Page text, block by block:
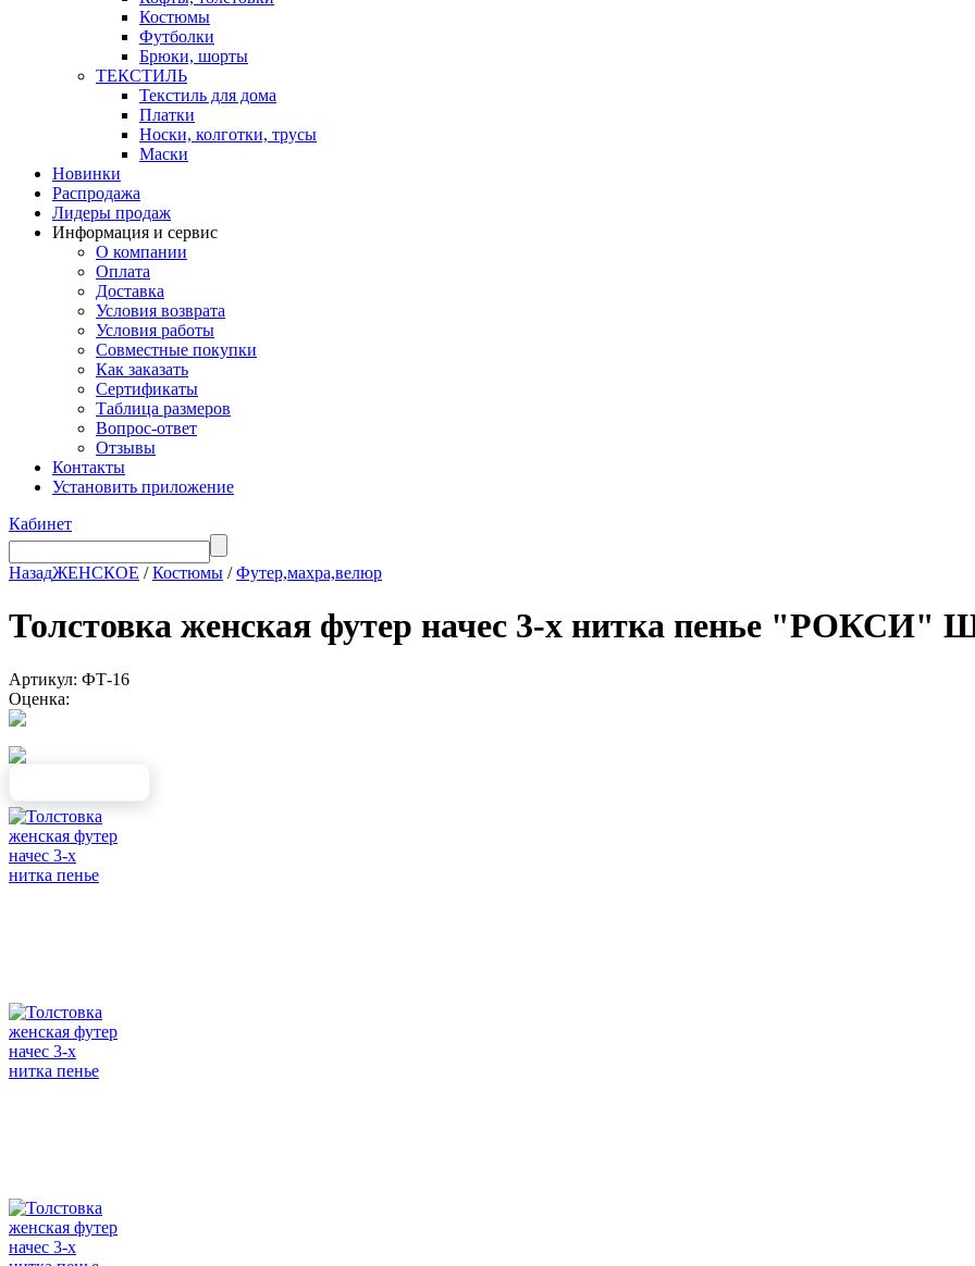
Костюмы
Футболки
Брюки, шорты
ТЕКСТИЛЬ
Текстиль для дома
Платки
Носки, колготки, трусы
Маски
Новинки
Распродажа
Лидеры продаж
Информация и сервис
О компании
Оплата
Доставка
Условия возврата
Условия работы
Совместные покупки
Как заказать
Сертификаты
Таблица размеров
Вопрос-ответ
Отзывы
Контакты
Установить приложение
Кабинет
НазадЖЕНСКОЕ /Костюмы /Футер,махра,велюр
Толстовка женская футер начес 3-х нитка пенье
Артикул: ФТ-16
Оценка: